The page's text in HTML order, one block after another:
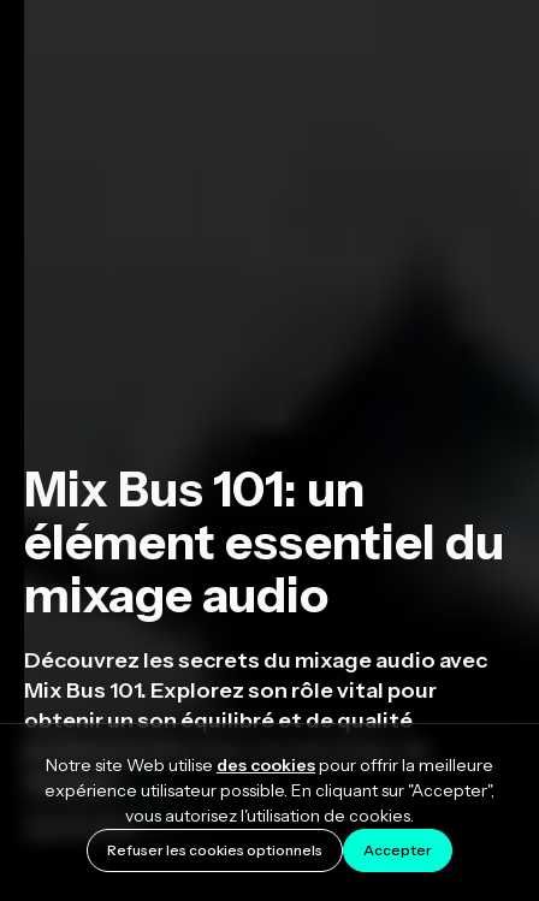
Mix Bus 101: un
élément essentiel du
mixage audio
Découvrez les secrets du mixage audio avec
Mix Bus 101. Explorez son rôle vital pour
obtenir un son équilibré et de qualité
musique.
July 25, 2023
Notre site Web utilise des cookiespour offrir la meilleure
expérience utilisateur possible. En cliquant sur "Accepter",
vous autorisez l'utilisation de cookies.
Refuser les cookies optionnels Accepter